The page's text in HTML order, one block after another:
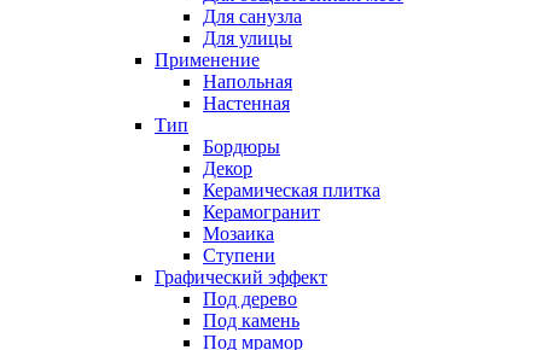
Для санузла
Для улицы
Применение
Напольная
Настенная
Тип
Бордюры
Декор
Керамическая плитка
Керамогранит
Мозаика
Ступени
Графический эффект
Под дерево
Под камень
Под мрамор